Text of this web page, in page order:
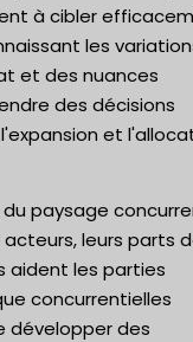
à cibler
les
et des nuances
des décisions
et
paysage
leurs parts
aident les parties
concurrentielles
développer des